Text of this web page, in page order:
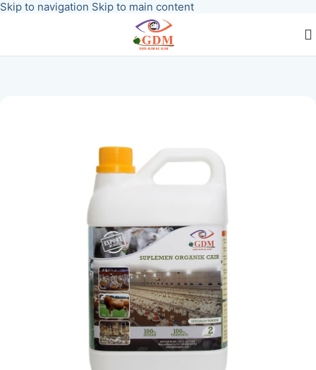
Skip to navigation Skip to main content